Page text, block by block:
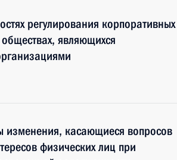
регулирования корпоративных
являющихся
изменения, касающиеся вопросов
физических лиц при